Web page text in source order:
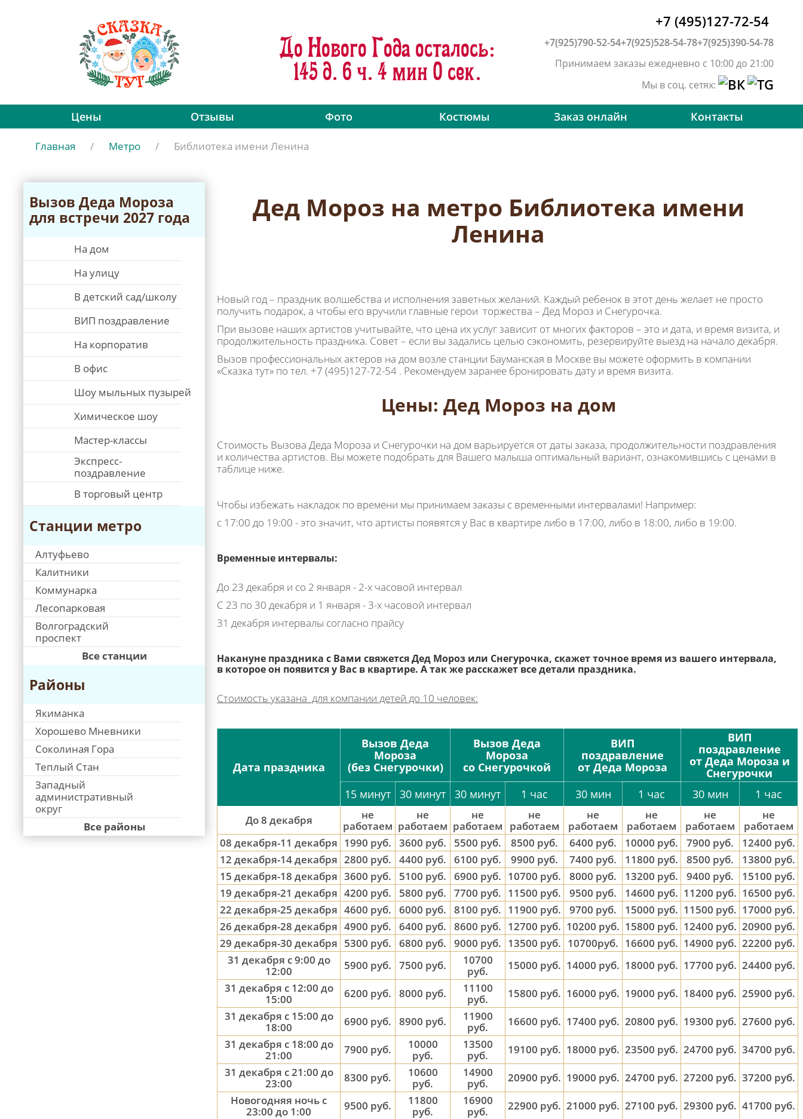
До Нового Года осталось:
145 д. 6 ч. 3 мин 59 сек.
+7 (495)127-72-54
+7(925)790-52-54+7(925)528-54-78+7(925)390-54-78
Принимаем заказы ежедневно с 10:00 до 21:00
Мы в соц. сетях:
Цены Отзывы Фото Костюмы Заказ онлайн Контакты
Главная / Метро / Библиотека имени Ленина
Вызов Дeда Мороза
для встречи 2027 года
На дом
На улицу
В детский сад/школу
ВИП поздравление
На корпоратив
В офис
Шоу мыльных пузырей
Химическое шоу
Мастер-классы
Экспресс-
поздравление
В торговый центр
Станции метро
Алтуфьево
Калитники
Коммунарка
Лесопарковая
Волгоградский
проспект
Все станции
Районы
Якиманка
Хорошево Мневники
Соколиная Гора
Теплый Стан
Западный
административный
округ
Все районы
Дед Мороз на метро Библиотека имени
Ленина
Новый год – праздник волшебства и исполнения заветных желаний. Каждый ребенок в этот день желает не просто
получить подарок, а чтобы его вручили главные герои торжества – Дед Мороз и Снегурочка.
При вызове наших артистов учитывайте, что цена их услуг зависит от многих факторов – это и дата, и время визита, и
продолжительность праздника. Совет – если вы задались целью сэкономить, резервируйте выезд на начало декабря.
Вызов профессиональных актеров на дом возле станции Бауманская в Москве вы можете оформить в компании
«Сказка тут» по тел. +7 (495)127-72-54 . Рекомендуем заранее бронировать дату и время визита.
Цены: Дед Мороз на дом
Стоимость Вызова Деда Мороза и Снегурочки на дом варьируется от даты заказа, продолжительности поздравления
и количества артистов. Вы можете подобрать для Вашего малыша оптимальный вариант, ознакомившись с ценами в
таблице ниже.
Чтобы избежать накладок по времени мы принимаем заказы с временными интервалами! Например:
с 17:00 до 19:00 - это значит, что артисты появятся у Вас в квартире либо в 17:00, либо в 18:00, либо в 19:00.
Временные интервалы:
До 23 декабря и со 2 января - 2-х часовой интервал
С 23 по 30 декабря и 1 января - 3-х часовой интервал
31 декабря интервалы согласно прайсу
Накануне праздника с Вами свяжется Дед Мороз или Снегурочка, скажет точное время из вашего интервала,
в которое он появится у Вас в квартире. А так же расскажет все детали праздника.
Стоимость указана для компании детей до 10 человек:
Дата праздника
Вызов Деда
Мороза
(без Снегурочки)
Вызов Деда
Мороза
со Снегурочкой
ВИП
поздравление
от Деда Мороза
ВИП
поздравление
от Деда Мороза и
Снегурочки
15 минут
30 минут 30 минут 1 час 30 мин 1 час 30 мин 1 час
До 8 декабря
не
работаем
не
работаем
не
работаем
не
работаем
не
работаем
не
работаем
не
работаем
не
работаем
08 декабря-11 декабря 1990 руб. 3600 руб. 5500 руб. 8500 руб. 6400 руб. 10000 руб. 7900 руб.
12400 руб.
12 декабря-14 декабря 2800 руб. 4400 руб. 6100 руб. 9900 руб. 7400 руб. 11800 руб. 8500 руб.
13800 руб.
15 декабря-18 декабря 3600 руб. 5100 руб. 6900 руб. 10700 руб. 8000 руб. 13200 руб. 9400 руб.
15100 руб.
19 декабря-21 декабря 4200 руб. 5800 руб. 7700 руб. 11500 руб. 9500 руб. 14600 руб. 11200 руб. 16500 руб.
22 декабря-25 декабря 4600 руб. 6000 руб. 8100 руб. 11900 руб. 9700 руб. 15000 руб. 11500 руб. 17000 руб.
26 декабря-28 декабря 4900 руб. 6400 руб. 8600 руб. 12700 руб. 10200 руб. 15800 руб. 12400 руб. 20900 руб.
29 декабря-30 декабря 5300 руб. 6800 руб. 9000 руб. 13500 руб. 10700руб. 16600 руб. 14900 руб. 22200 руб.
31 декабря с 9:00 до
12:00
5900 руб. 7500 руб.
10700
руб.
15000 руб. 14000 руб. 18000 руб. 17700 руб. 24400 руб.
31 декабря с 12:00 до
15:00
6200 руб. 8000 руб.
11100
руб.
15800 руб. 16000 руб. 19000 руб. 18400 руб. 25900 руб.
31 декабря с 15:00 до
18:00
6900 руб. 8900 руб.
11900
руб.
16600 руб. 17400 руб. 20800 руб. 19300 руб. 27600 руб.
31 декабря с 18:00 до
21:00
7900 руб.
10000
руб.
13500
руб.
19100 руб. 18000 руб. 23500 руб. 24700 руб. 34700 руб.
31 декабря с 21:00 до
23:00
8300 руб.
10600
руб.
14900
руб.
20900 руб. 19000 руб. 24700 руб. 27200 руб. 37200 руб.
Новогодняя ночь с
23:00 до 1:00
9500 руб.
11800
руб.
16900
руб.
22900 руб. 21000 руб. 27100 руб. 29300 руб. 41700 руб.